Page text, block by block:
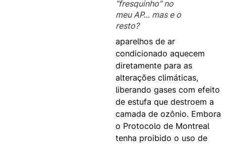
“fresquinho” no
meu AP… mas e o
resto?
aparelhos de ar
condicionado aquecem
diretamente para as
alterações climáticas,
liberando gases com efeito
de estufa que destroem a
camada de ozônio. Embora
o Protocolo de Montreal
tenha proibido o uso de